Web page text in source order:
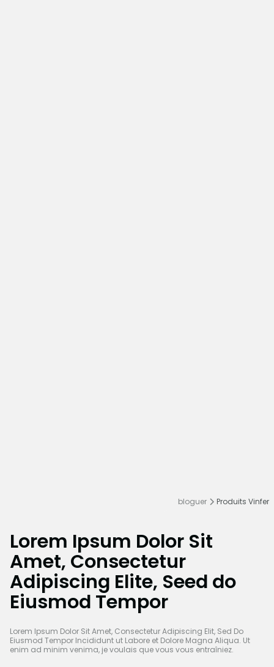
bloguer Produits Vinfer
Lorem Ipsum Dolor Sit
Amet, Consectetur
Adipiscing Elite, Seed do
Eiusmod Tempor
Lorem Ipsum Dolor Sit Amet, Consectetur Adipiscing Elit, Sed Do
Eiusmod Tempor Incididunt ut Labore et Dolore Magna Aliqua. Ut
enim ad minim venima, je voulais que vous vous entraîniez.